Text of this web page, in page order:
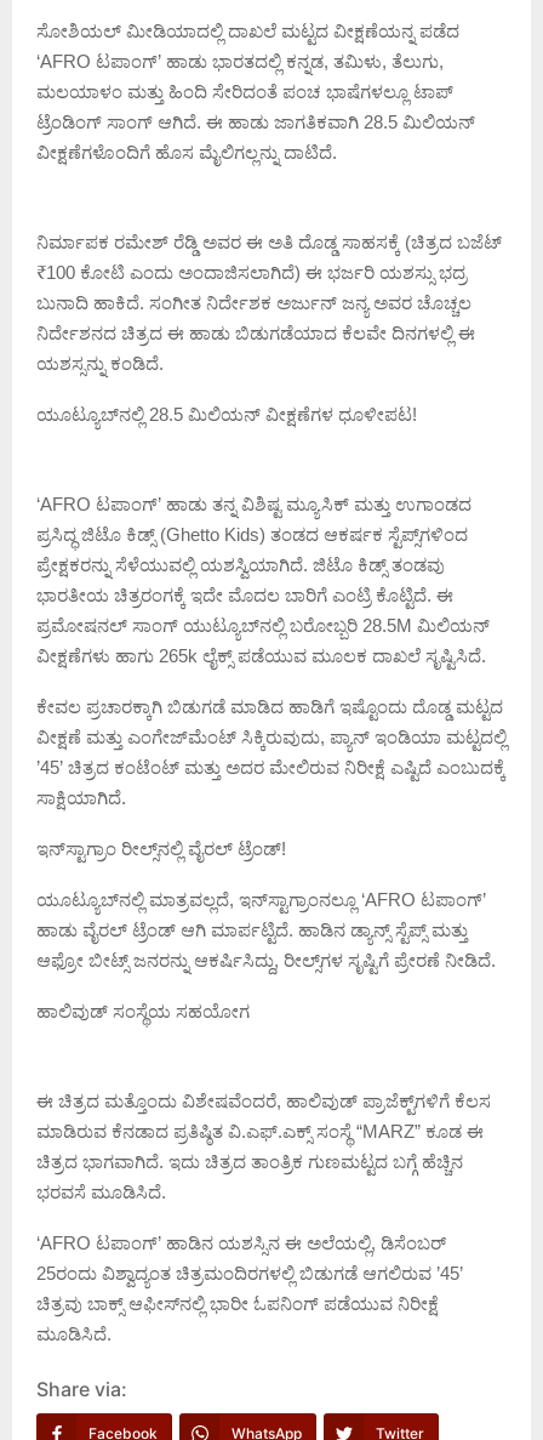
ಸೋಶಿಯಲ್‌ ಮೀಡಿಯಾದಲ್ಲಿ ದಾಖಲೆ ಮಟ್ಟದ ವೀಕ್ಷಣೆಯನ್ನ ಪಡೆದ
‘AFRO ಟಪಾಂಗ್‌’ ಹಾಡು ಭಾರತದಲ್ಲಿ ಕನ್ನಡ, ತಮಿಳು, ತೆಲುಗು,
ಮಲಯಾಳಂ ಮತ್ತು ಹಿಂದಿ ಸೇರಿದಂತೆ ಪಂಚ ಭಾಷೆಗಳಲ್ಲೂ ಟಾಪ್
ಟ್ರೆಂಡಿಂಗ್ ಸಾಂಗ್ ಆಗಿದೆ. ಈ ಹಾಡು ಜಾಗತಿಕವಾಗಿ 28.5 ಮಿಲಿಯನ್
ವೀಕ್ಷಣೆಗಳೊಂದಿಗೆ ಹೊಸ ಮೈಲಿಗಲ್ಲನ್ನು ದಾಟಿದೆ.
ನಿರ್ಮಾಪಕ ರಮೇಶ್‌ ರೆಡ್ಡಿ ಅವರ ಈ ಅತಿ ದೊಡ್ಡ ಸಾಹಸಕ್ಕೆ (ಚಿತ್ರದ ಬಜೆಟ್
₹100 ಕೋಟಿ ಎಂದು ಅಂದಾಜಿಸಲಾಗಿದೆ) ಈ ಭರ್ಜರಿ ಯಶಸ್ಸು ಭದ್ರ
ಬುನಾದಿ ಹಾಕಿದೆ. ಸಂಗೀತ ನಿರ್ದೇಶಕ ಅರ್ಜುನ್‌ ಜನ್ಯ ಅವರ ಚೊಚ್ಚಲ
ನಿರ್ದೇಶನದ ಚಿತ್ರದ ಈ ಹಾಡು ಬಿಡುಗಡೆಯಾದ ಕೆಲವೇ ದಿನಗಳಲ್ಲಿ ಈ
ಯಶಸ್ಸನ್ನು ಕಂಡಿದೆ.
ಯೂಟ್ಯೂಬ್‌ನಲ್ಲಿ 28.5 ಮಿಲಿಯನ್ ವೀಕ್ಷಣೆಗಳ ಧೂಳೀಪಟ!
‘AFRO ಟಪಾಂಗ್‌’ ಹಾಡು ತನ್ನ ವಿಶಿಷ್ಟ ಮ್ಯೂಸಿಕ್ ಮತ್ತು ಉಗಾಂಡದ
ಪ್ರಸಿದ್ಧ ಜಿಟೊ ಕಿಡ್ಸ್ (Ghetto Kids) ತಂಡದ ಆಕರ್ಷಕ ಸ್ಟೆಪ್ಸ್‌ಗಳಿಂದ
ಪ್ರೇಕ್ಷಕರನ್ನು ಸೆಳೆಯುವಲ್ಲಿ ಯಶಸ್ವಿಯಾಗಿದೆ. ಜಿಟೊ ಕಿಡ್ಸ್ ತಂಡವು
ಭಾರತೀಯ ಚಿತ್ರರಂಗಕ್ಕೆ ಇದೇ ಮೊದಲ ಬಾರಿಗೆ ಎಂಟ್ರಿ ಕೊಟ್ಟಿದೆ. ಈ
ಪ್ರಮೋಷನಲ್ ಸಾಂಗ್‌ ಯುಟ್ಯೂಬ್‌ನಲ್ಲಿ ಬರೋಬ್ಬರಿ 28.5M ಮಿಲಿಯನ್
ವೀಕ್ಷಣೆಗಳು ಹಾಗು 265k ಲೈಕ್ಸ್ ಪಡೆಯುವ ಮೂಲಕ ದಾಖಲೆ ಸೃಷ್ಟಿಸಿದೆ.
ಕೇವಲ ಪ್ರಚಾರಕ್ಕಾಗಿ ಬಿಡುಗಡೆ ಮಾಡಿದ ಹಾಡಿಗೆ ಇಷ್ಟೊಂದು ದೊಡ್ಡ ಮಟ್ಟದ
ವೀಕ್ಷಣೆ ಮತ್ತು ಎಂಗೇಜ್‌ಮೆಂಟ್‌ ಸಿಕ್ಕಿರುವುದು, ಪ್ಯಾನ್ ಇಂಡಿಯಾ ಮಟ್ಟದಲ್ಲಿ
’45’ ಚಿತ್ರದ ಕಂಟೆಂಟ್‌ ಮತ್ತು ಅದರ ಮೇಲಿರುವ ನಿರೀಕ್ಷೆ ಎಷ್ಟಿದೆ ಎಂಬುದಕ್ಕೆ
ಸಾಕ್ಷಿಯಾಗಿದೆ.
ಇನ್‌ಸ್ಟಾಗ್ರಾಂ ರೀಲ್ಸ್‌ನಲ್ಲಿ ವೈರಲ್ ಟ್ರೆಂಡ್!
ಯೂಟ್ಯೂಬ್‌ನಲ್ಲಿ ಮಾತ್ರವಲ್ಲದೆ, ಇನ್‌ಸ್ಟಾಗ್ರಾಂನಲ್ಲೂ ‘AFRO ಟಪಾಂಗ್‌’
ಹಾಡು ವೈರಲ್ ಟ್ರೆಂಡ್ ಆಗಿ ಮಾರ್ಪಟ್ಟಿದೆ. ಹಾಡಿನ ಡ್ಯಾನ್ಸ್‌ ಸ್ಟೆಪ್ಸ್‌ ಮತ್ತು
ಆಫ್ರೋ ಬೀಟ್ಸ್ ಜನರನ್ನು ಆಕರ್ಷಿಸಿದ್ದು, ರೀಲ್ಸ್‌ಗಳ ಸೃಷ್ಟಿಗೆ ಪ್ರೇರಣೆ ನೀಡಿದೆ.
ಹಾಲಿವುಡ್‌ ಸಂಸ್ಥೆಯ ಸಹಯೋಗ
ಈ ಚಿತ್ರದ ಮತ್ತೊಂದು ವಿಶೇಷವೆಂದರೆ, ಹಾಲಿವುಡ್‌ ಪ್ರಾಜೆಕ್ಟ್‌ಗಳಿಗೆ ಕೆಲಸ
ಮಾಡಿರುವ ಕೆನಡಾದ ಪ್ರತಿಷ್ಠಿತ ವಿ.ಎಫ್.ಎಕ್ಸ್ ಸಂಸ್ಥೆ “MARZ” ಕೂಡ ಈ
ಚಿತ್ರದ ಭಾಗವಾಗಿದೆ. ಇದು ಚಿತ್ರದ ತಾಂತ್ರಿಕ ಗುಣಮಟ್ಟದ ಬಗ್ಗೆ ಹೆಚ್ಚಿನ
ಭರವಸೆ ಮೂಡಿಸಿದೆ.
‘AFRO ಟಪಾಂಗ್‌’ ಹಾಡಿನ ಯಶಸ್ಸಿನ ಈ ಅಲೆಯಲ್ಲಿ, ಡಿಸೆಂಬರ್
25ರಂದು ವಿಶ್ವಾದ್ಯಂತ ಚಿತ್ರಮಂದಿರಗಳಲ್ಲಿ ಬಿಡುಗಡೆ ಆಗಲಿರುವ ’45’
ಚಿತ್ರವು ಬಾಕ್ಸ್ ಆಫೀಸ್‌ನಲ್ಲಿ ಭಾರೀ ಓಪನಿಂಗ್‌ ಪಡೆಯುವ ನಿರೀಕ್ಷೆ
ಮೂಡಿಸಿದೆ.
Share via:
Facebook WhatsApp Twitter